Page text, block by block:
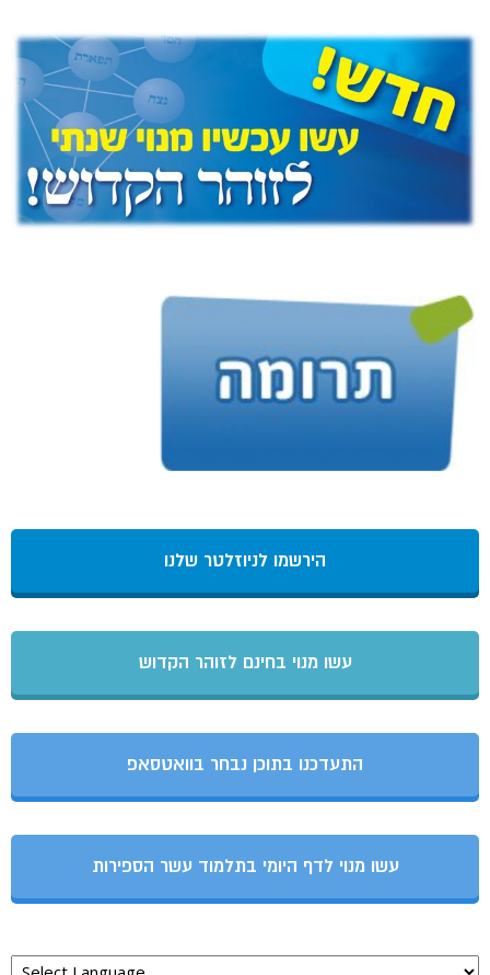
הירשמו לניוזלטר שלנו
עשו מנוי בחינם לזוהר הקדוש
התעדכנו בתוכן נבחר בוואטסאפ
עשו מנוי לדף היומי בתלמוד עשר הספירות